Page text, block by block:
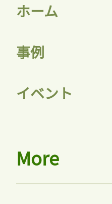
ホーム
事例
イベント
More